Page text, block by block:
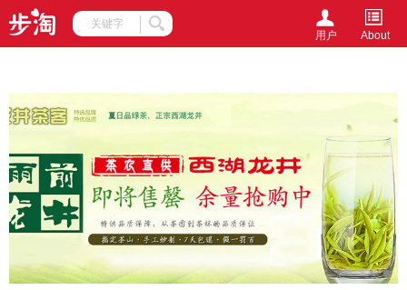
->
用户 About